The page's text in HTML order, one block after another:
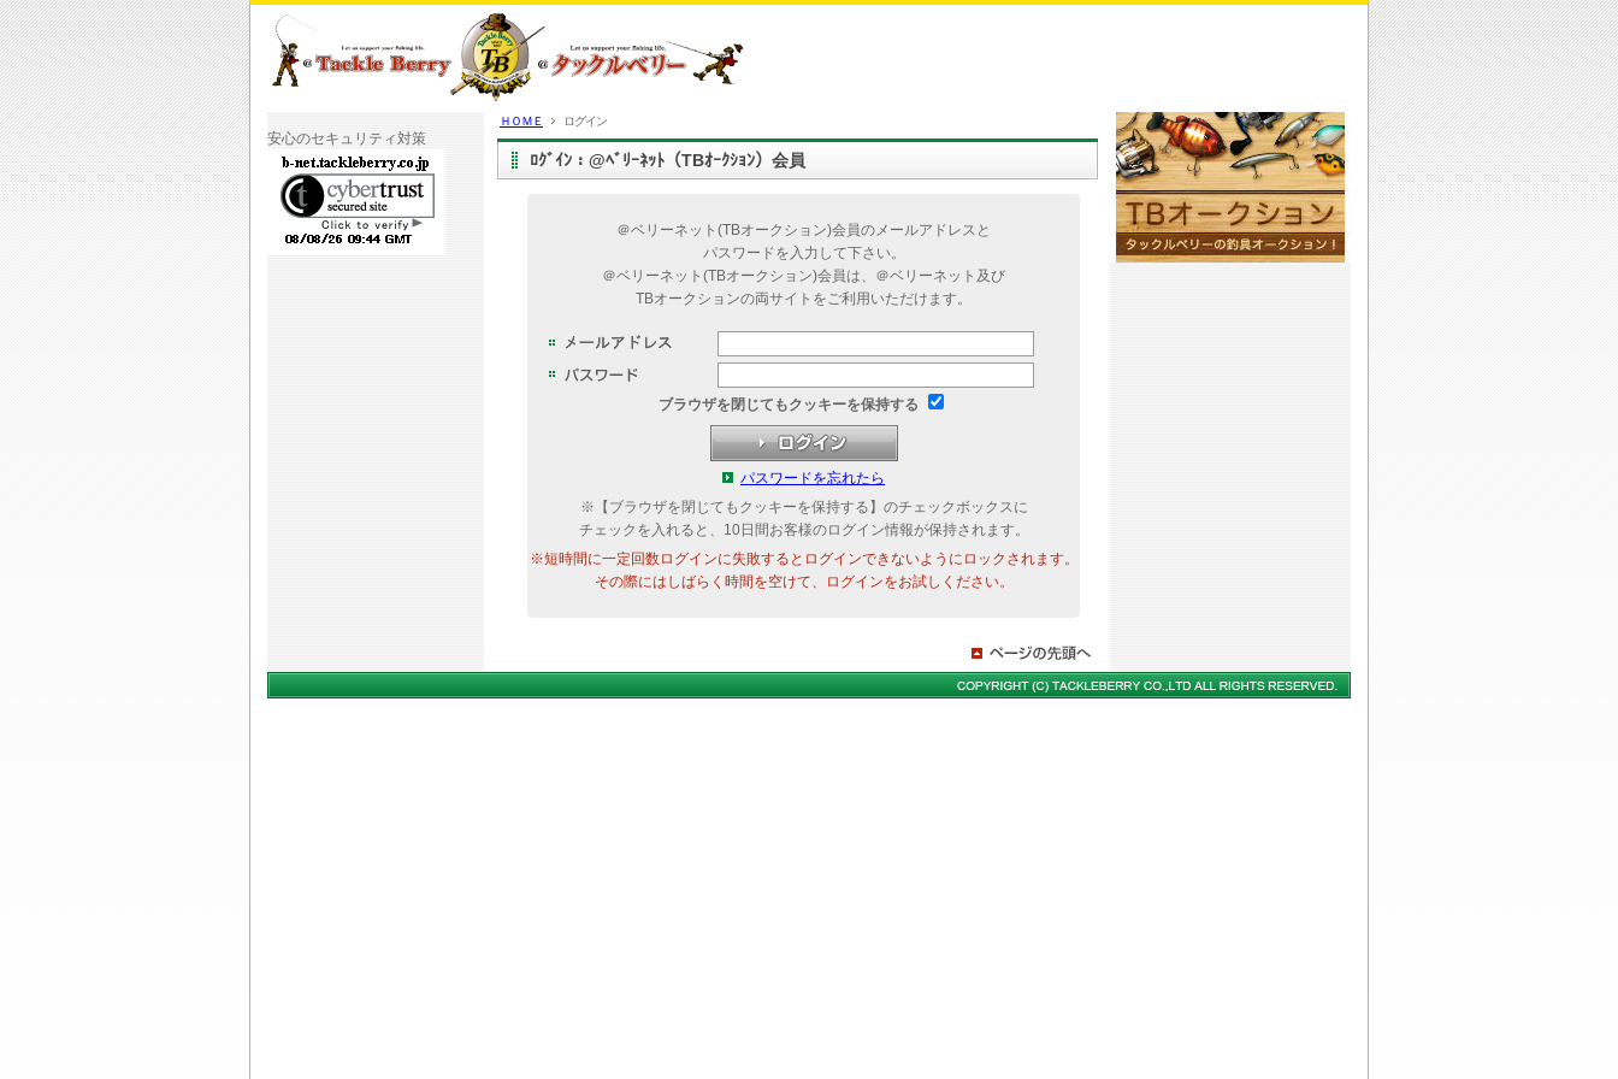
ＨＯＭＥ ログイン
ﾛｸﾞｲﾝ：@ﾍﾞﾘｰﾈｯﾄ（TBｵｰｸｼｮﾝ）会員
＠ベリーネット(TBオークション)会員のメールアドレスと
パスワードを入力して下さい。
＠ベリーネット(TBオークション)会員は、＠ベリーネット及び
TBオークションの両サイトをご利用いただけます。
パスワードを忘れたら
※【ブラウザを閉じてもクッキーを保持する】のチェックボックスに
チェックを入れると、10日間お客様のログイン情報が保持されます。
※短時間に一定回数ログインに失敗するとログインできないようにロックされます。
その際にはしばらく時間を空けて、ログインをお試しください。
ブラウザを閉じてもクッキーを保持する
安心のセキュリティ対策